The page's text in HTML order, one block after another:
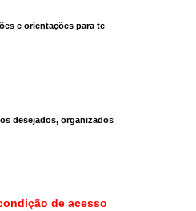
e orientações para te
desejados, organizados
de acesso